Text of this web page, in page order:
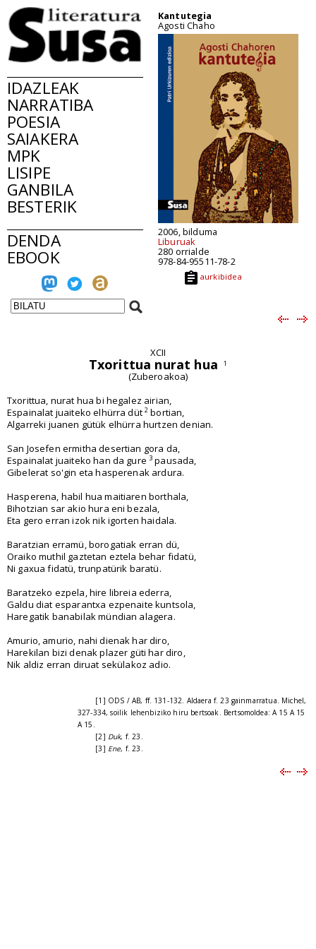
IDAZLEAK
NARRATIBA
POESIA
SAIAKERA
MPK
LISIPE
GANBILA
BESTERIK
DENDA
EBOOK
Kantutegia
Agosti Chaho
2006, bilduma
Liburuak
280 orrialde
978-84-95511-78-2
aurkibidea
XCII
Txorittua nurat hua 1
(Zuberoakoa)
Txorittua, nurat hua bi hegalez airian,
Espainalat juaiteko elhürra düt 2 bortian,
Algarreki juanen gütük elhürra hurtzen denian.
San Josefen ermitha desertian gora da,
Espainalat juaiteko han da gure 3 pausada,
Gibelerat so'gin eta hasperenak ardura.
Hasperena, habil hua maitiaren borthala,
Bihotzian sar akio hura eni bezala,
Eta gero erran izok nik igorten haidala.
Baratzian erramü, borogatiak erran dü,
Oraiko muthil gaztetan eztela behar fidatü,
Ni gaxua fidatü, trunpatürik baratü.
Baratzeko ezpela, hire libreia ederra,
Galdu diat esparantxa ezpenaite kuntsola,
Haregatik banabilak mündian alagera.
Amurio, amurio, nahi dienak har diro,
Harekilan bizi denak plazer güti har diro,
Nik aldiz erran diruat sekülakoz adio.
[1] ODS / AB, ff. 131-132. Aldaera f. 23 gainmarratua. Michel,
327-334, soilik lehenbiziko hiru bertsoak. Bertsomoldea: A 15 A 15
A 15.
[2] Duk, f. 23.
[3] Ene, f. 23.